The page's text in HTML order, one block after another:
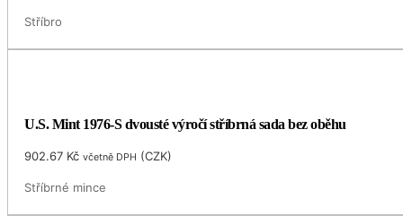
Stříbro
U.S. Mint 1976-S dvousté výročí stříbrná sada bez oběhu
902.67 Kč včetně DPH (CZK)
Stříbrné mince